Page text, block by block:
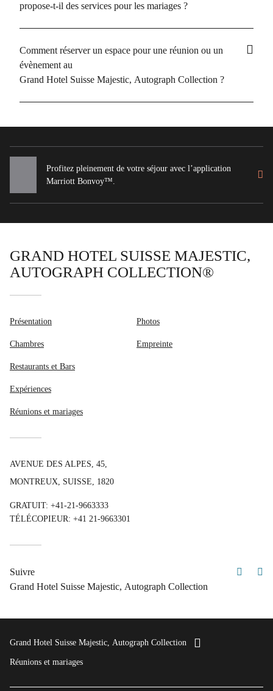
propose-t-il des services pour les mariages ?
Comment réserver un espace pour une réunion ou un
évènement au
Grand Hotel Suisse Majestic, Autograph Collection ?
Profitez pleinement de votre séjour avec l’application
Marriott Bonvoy™.
GRAND HOTEL SUISSE MAJESTIC,
AUTOGRAPH COLLECTION®
Présentation
Chambres
Restaurants et Bars
Expériences
Réunions et mariages
Photos
Empreinte
AVENUE DES ALPES, 45,
MONTREUX, SUISSE, 1820
GRATUIT: +41-21-9663333
TÉLÉCOPIEUR: +41 21-9663301
Suivre
Grand Hotel Suisse Majestic, Autograph Collection
Grand Hotel Suisse Majestic, Autograph Collection
Réunions et mariages